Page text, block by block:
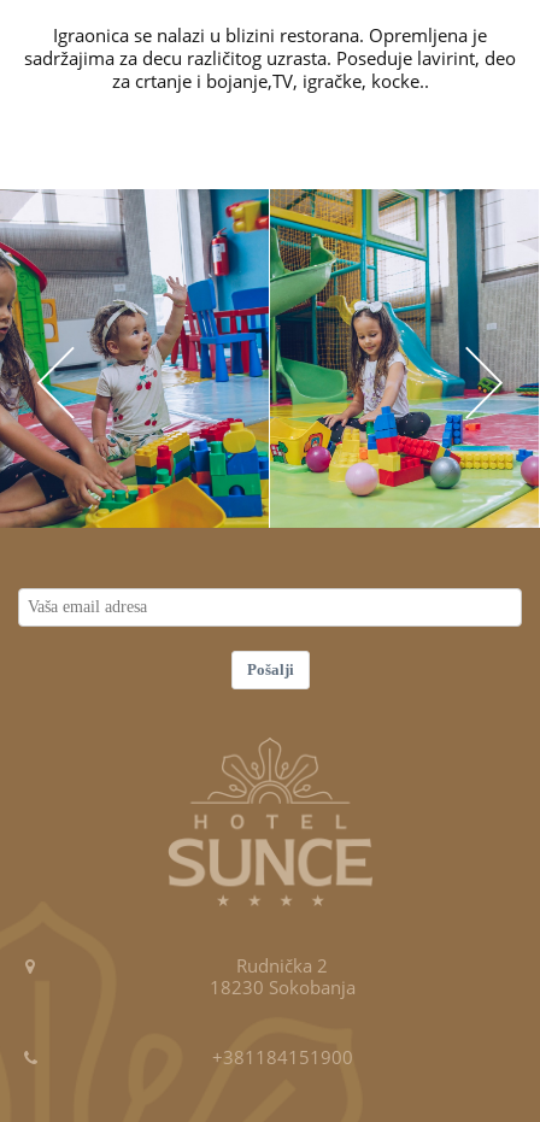
Igraonica se nalazi u blizini restorana. Opremljena je
sadržajima za decu različitog uzrasta. Poseduje lavirint, deo
za crtanje i bojanje,TV, igračke, kocke..
Pošalji
Rudnička 2
18230 Sokobanja
+381184151900